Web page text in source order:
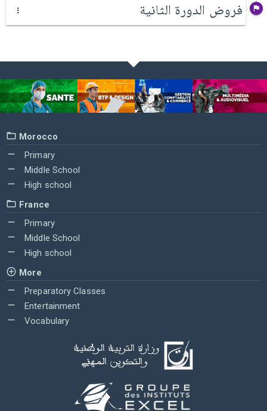
فروض الدورة الثانية
Morocco
Primary
Middle School
High school
France
Primary
Middle School
High school
More
Preparatory Classes
Entertainment
Vocabulary